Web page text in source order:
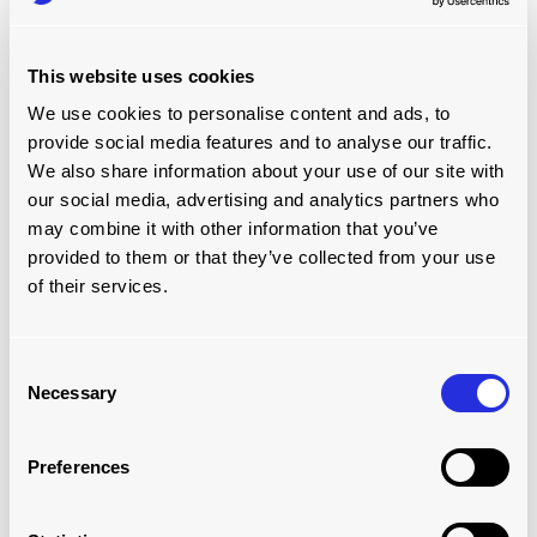
This website uses cookies
We use cookies to personalise content and ads, to
provide social media features and to analyse our traffic.
We also share information about your use of our site with
our social media, advertising and analytics partners who
may combine it with other information that you’ve
provided to them or that they’ve collected from your use
of their services.
Selection
Necessary
Preferences
vous pouvez visiter le